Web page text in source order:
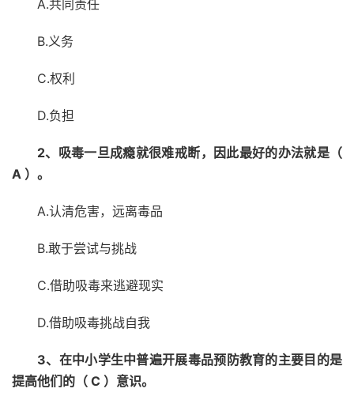
A.共同责任
B.义务
C.权利
D.负担
2、吸毒一旦成瘾就很难戒断，因此最好的办法就是（
A ）。
A.认清危害，远离毒品
B.敢于尝试与挑战
C.借助吸毒来逃避现实
D.借助吸毒挑战自我
3、在中小学生中普遍开展毒品预防教育的主要目的是
提高他们的（ C ）意识。